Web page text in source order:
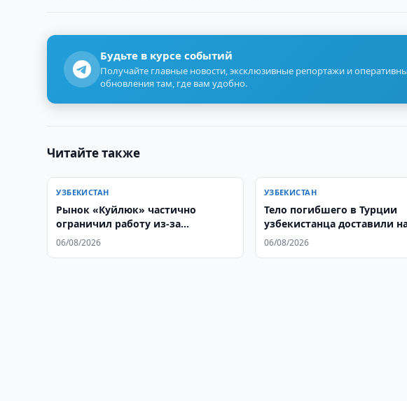
Будьте в курсе событий
Получайте главные новости, эксклюзивные репортажи и
обновления там, где вам удобно.
Читайте также
УЗБЕКИСТАН
Рынок «Куйлюк» частично
ограничил работу из-за
нарушений
06/08/2026
УЗБЕКИСТАН
Тело погибшего в Турции
узбекистанца доставили
родину
06/08/2026